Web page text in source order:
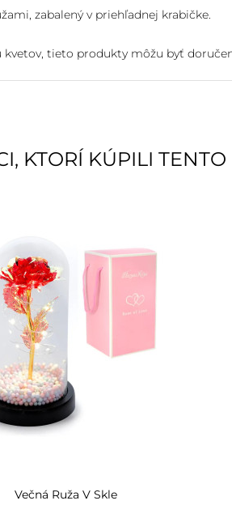
zabalený v priehľadnej krabičke.
tieto produkty môžu byť
KTORÍ KÚPILI
Večná Ruža V Skle